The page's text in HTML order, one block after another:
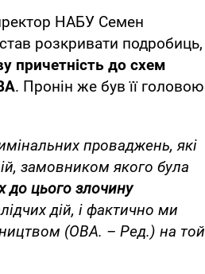
НАБУ Семен
розкривати подробиць,
причетність до схем
. Пронін же був її головою
проваджень, які
замовником якого була
до цього злочину
дій, і фактично ми
(ОВА. – Ред.) на той